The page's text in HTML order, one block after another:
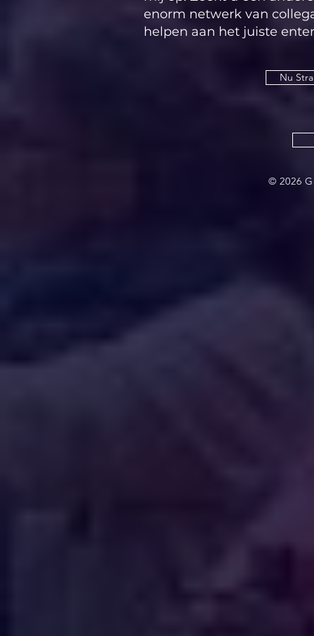
enorm netwerk van
helpen aan het juiste
Nu
© 2026